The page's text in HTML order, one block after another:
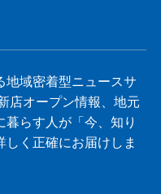
地域密着型ニュースサ
店オープン情報、地元
らす人が「今、知り
く正確にお届けしま